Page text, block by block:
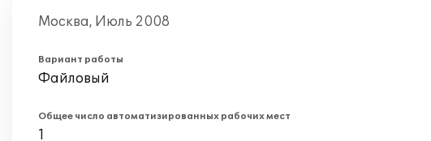
Москва, Июль 2008
Вариант работы
Файловый
Общее число автоматизированных рабочих мест
1